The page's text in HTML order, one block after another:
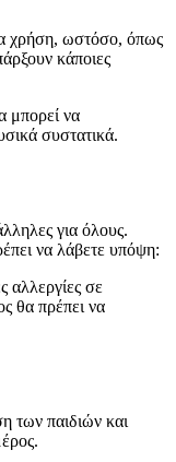
χρήση, ωστόσο, όπως
κάποιες
μπορεί να
συστατικά.
για όλους.
να λάβετε υπόψη:
αλλεργίες σε
θα πρέπει να
των παιδιών και